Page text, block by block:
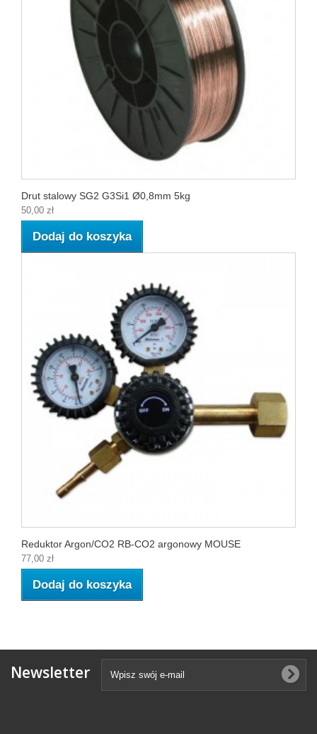
Drut stalowy SG2 G3Si1 Ø0,8mm 5kg
50,00 zł
Dodaj do koszyka
Reduktor Argon/CO2 RB-CO2 argonowy MOUSE
77,00 zł
Dodaj do koszyka
Newsletter